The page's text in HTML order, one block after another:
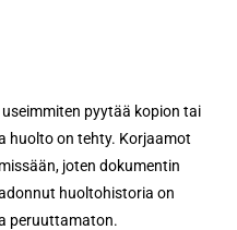
pyytää kopion tai
huolto on tehty. Korjaamot
joten dokumentin
huoltohistoria on
peruuttamaton.